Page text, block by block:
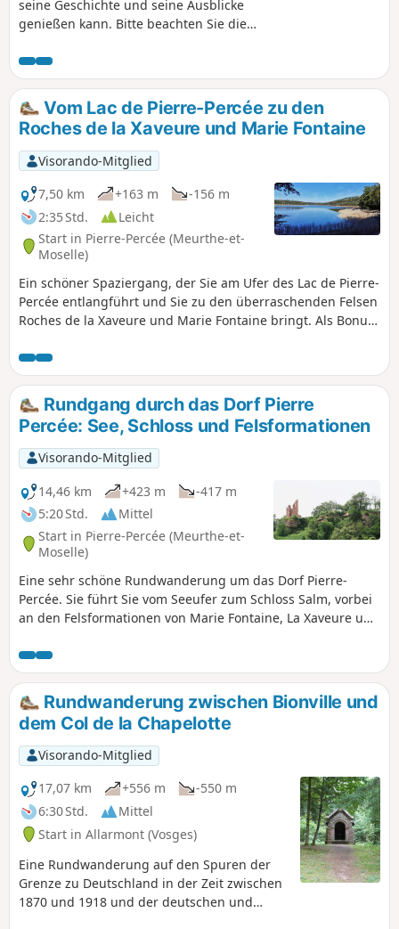
seine Geschichte und seine Ausblicke
genießen kann. Bitte beachten Sie die
„Bewertungen und Diskussion“ vom
Samstag, 9. November 2019. ==> Die
Orientierungstafel befindet sich auf
einem Privatgrundstück, der Zugang ist
jedoch gestattet, um den
Aussichtspunkt zu nutzen. Es wird
jedoch darum gebeten, die Zugangstore
wieder sorgfältig zu schließen, damit
die weidenden Schafe nicht entlaufen.
Vom Lac de Pierre-Percée zu den
Roches de la Xaveure und Marie Fontaine
Visorando-Mitglied
7,50 km
+163 m
-156 m
2:35 Std.
Leicht
Start in Pierre-Percée (Meurthe-et-
Moselle)
Ein schöner Spaziergang, der Sie am Ufer des Lac de Pierre-
Percée entlangführt und Sie zu den überraschenden Felsen
Roches de la Xaveure und Marie Fontaine bringt. Als Bonus
und können, sobald dies wieder möglich ist, die Ruinen des
Château de Salm und seinen herrlichen Blick auf den See
besichtigen.
Rundgang durch das Dorf Pierre
Percée: See, Schloss und Felsformationen
Visorando-Mitglied
14,46 km
+423 m
-417 m
5:20 Std.
Mittel
Start in Pierre-Percée (Meurthe-et-
Moselle)
Eine sehr schöne Rundwanderung um das Dorf Pierre-
Percée. Sie führt Sie vom Seeufer zum Schloss Salm, vorbei
an den Felsformationen von Marie Fontaine, La Xaveure und
Weltkrieg unweit des Col de la Chapelotte und mehrere
Aussichtspunkte, darunter der Roche de la Soye, erwarten
Sie auf einem kurvenreichen und technisch
anspruchsvollen Abschnitt, dessen Rückweg über das
Musée de La Ménelle und denGR® 533 weniger uneben ist.
Rundwanderung zwischen Bionville und
dem Col de la Chapelotte
Visorando-Mitglied
17,07 km
+556 m
-550 m
6:30 Std.
Mittel
Start in Allarmont (Vosges)
Eine Rundwanderung auf den Spuren der
Grenze zu Deutschland in der Zeit zwischen
1870 und 1918 und der deutschen und